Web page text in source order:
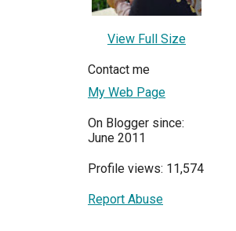
View Full Size
Contact me
My Web Page
On Blogger since:
June 2011
Profile views: 11,574
Report Abuse